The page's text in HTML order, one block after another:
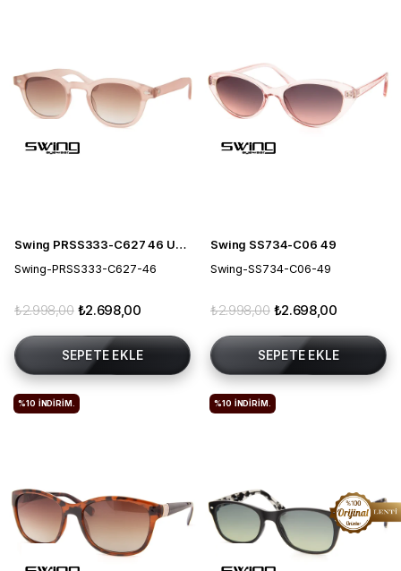
Swing PRSS333-C627 46 Unisex Güneş Gözlüğü
Swing-PRSS333-C627-46
₺2.698,00
₺2.998,00
SEPETE EKLE
Swing SS734-C06 49
Swing-SS734-C06-49
₺2.698,00
₺2.998,00
SEPETE EKLE
%10 İNDIRIM. %10 İNDIRIM.